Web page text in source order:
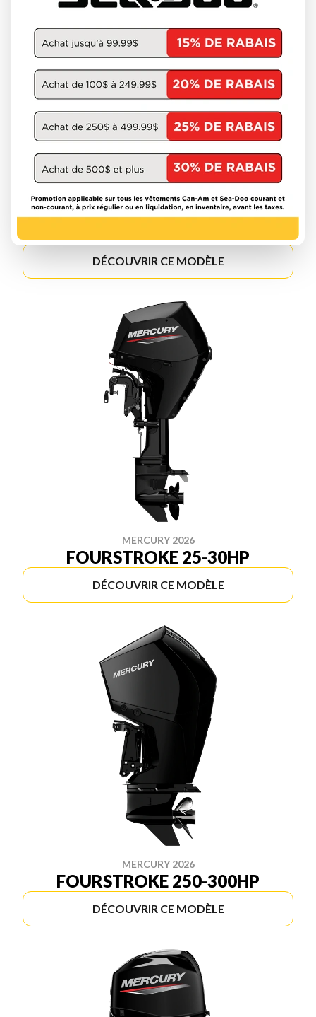
MERCURY 2026
DÉCOUVRIR CE MODÈLE
MERCURY 2026
FOURSTROKE 25-30HP
DÉCOUVRIR CE MODÈLE
MERCURY 2026
FOURSTROKE 250-300HP
DÉCOUVRIR CE MODÈLE